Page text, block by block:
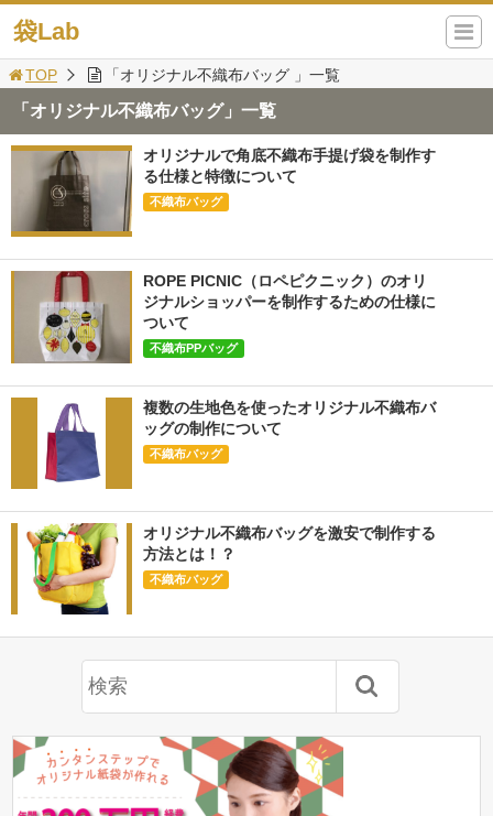
袋Lab
TOP 「オリジナル不織布バッグ 」一覧
「オリジナル不織布バッグ」一覧
オリジナルで角底不織布手提げ袋を制作す
る仕様と特徴について
不織布バッグ
ROPE PICNIC（ロペピクニック）のオリ
ジナルショッパーを制作するための仕様に
ついて
不織布PPバッグ
複数の生地色を使ったオリジナル不織布バ
ッグの制作について
不織布バッグ
オリジナル不織布バッグを激安で制作する
方法とは！？
不織布バッグ